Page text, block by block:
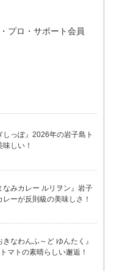
プロ・サポート会員
しっぽ』2026年の岩子島ト
しい！
なみカレー ルリヲン』岩子
ーが反則級の美味しさ！
なわんふ～ど ゆんたく』
マトの素晴らしい邂逅！